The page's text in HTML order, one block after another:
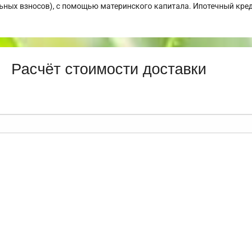
взносов), с помощью материнского капитала. Ипотечный
Расчёт стоимости доставки